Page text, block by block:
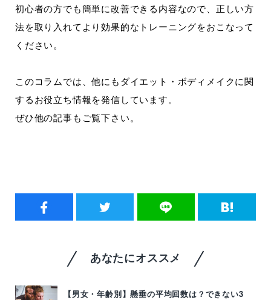
初心者の方でも簡単に改善できる内容なので、正しい方
法を取り入れてより効果的なトレーニングをおこなって
ください。
このコラムでは、他にもダイエット・ボディメイクに関
するお役立ち情報を発信しています。
ぜひ他の記事もご覧下さい。
あなたにオススメ
【男女・年齢別】懸垂の平均回数は？できない3